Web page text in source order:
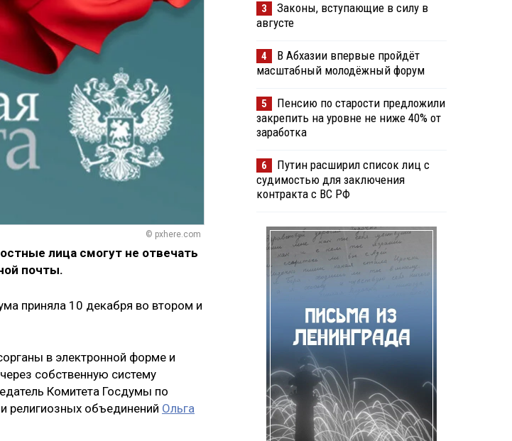
© pxhere.com
лица смогут не отвечать
почты.
приняла 10 декабря во втором и
в электронной форме и
собственную систему
Комитета Госдумы по
религиозных объединений Ольга
3
Законы, вступающие в силу в
августе
4
В Абхазии впервые пройдёт
масштабный молодёжный форум
5
Пенсию по старости предложили
закрепить на уровне не ниже 40% от
заработка
6
Путин расширил список лиц с
судимостью для заключения
контракта с ВС РФ